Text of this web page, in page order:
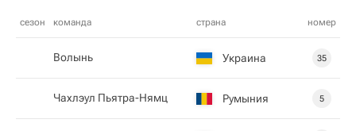
сезон команда страна номер
Волынь Украина 35
Чахлэул Пьятра-Нямц Румыния 5